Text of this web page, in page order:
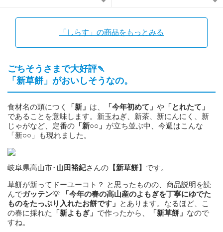
「しらす」の商品をもっとみる
ごちそうさまで大好評🍡
「新草餅」がおいしそうなの。
食材名の頭につく 「新」 は、 「今年初めて」 や 「とれたて」
であることを意味します。新玉ねぎ、新茶、新にんにく、新
じゃがなど、定番の 「新○○」 が立ち並ぶ中、今週はこんな
「新○○」も現れました。
岐阜県高山市･ 山田裕紀さんの 【新草餅】 です。
草餅が新ってドーユーコト？ と思ったものの、商品説明を読
んでガッテン💡
「今年の春の高山産のよもぎを丁寧にゆでた
ものをたっぷり入れたお餅です」 とあります。なるほど、こ
の春に採れた
「新よもぎ」 で作ったから、 「新草餅」 なので
すね。